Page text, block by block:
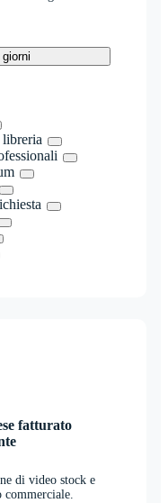
libreria
fatturato
di video stock e
commerciale.